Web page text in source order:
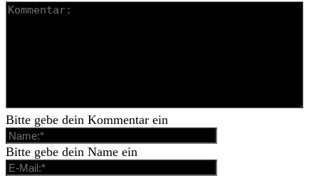
Bitte gebe dein Kommentar ein
Bitte gebe dein Name ein